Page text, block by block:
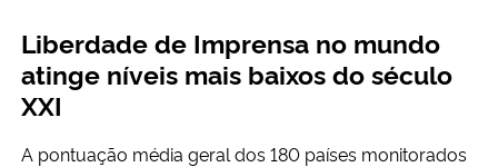
Liberdade de Imprensa no mundo
atinge níveis mais baixos do século
XXI
A pontuação média geral dos 180 países monitorados